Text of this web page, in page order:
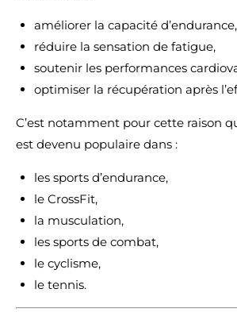
améliorer la capacité d’endurance,
réduire la sensation de fatigue,
soutenir les performances
optimiser la récupération après
C’est notamment pour cette raison
est devenu populaire dans :
les sports d’endurance,
le CrossFit,
la musculation,
les sports de combat,
le cyclisme,
le tennis.